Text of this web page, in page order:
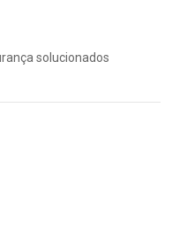
solucionados